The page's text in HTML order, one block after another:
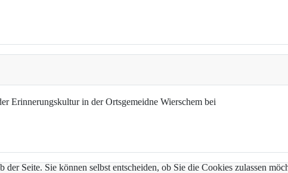
Erinnerungskultur in der Ortsgemeidne Wierschem bei
Seite. Sie können selbst entscheiden, ob Sie die Cookies zulassen